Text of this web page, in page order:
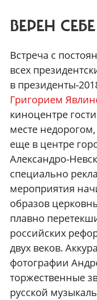
ВЕРЕН СЕБЕ
Встреча с
всех
в президенты-
Григорием
киноцентре
месте
еще в центре
Александро-
специально
мероприятия
образов
плавно
российских
двух веков.
фотографии
торжественные
русской